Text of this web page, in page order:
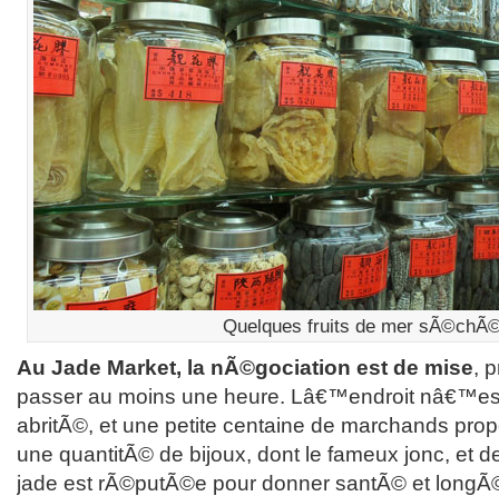
Quelques fruits de mer
Au Jade Market, la nÃ©gociation est de mise,
passer au moins une heure. Lâ€™endroit
abritÃ©, et une petite centaine de marchands
une quantitÃ© de bijoux, dont le fameux jonc, et
jade est rÃ©putÃ©e pour donner santÃ© et